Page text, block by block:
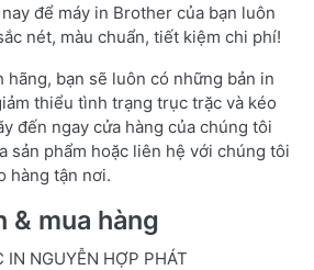
để máy in Brother của bạn luôn
nét, màu chuẩn, tiết kiệm chi phí!
hãng, bạn sẽ luôn có những bản in
thiểu tình trạng trục trặc và kéo
đến ngay cửa hàng của chúng tôi
sản phẩm hoặc liên hệ với chúng tôi
hàng tận nơi.
& mua hàng
NGUYỄN HỢP PHÁT